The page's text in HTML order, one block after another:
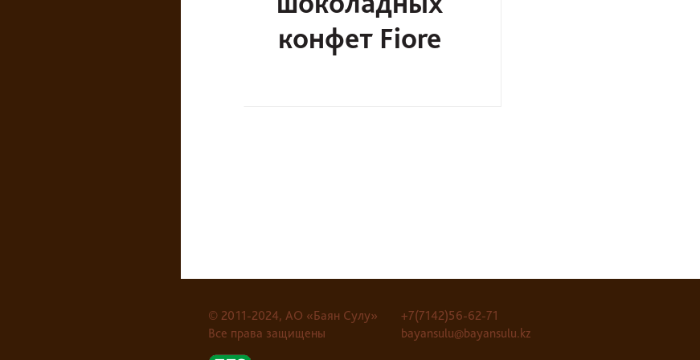
конфет Fiore
© 2011-2024, АО «Баян Сулу»
Все права защищены
+7(7142)56-62-71
bayansulu@bayansulu.kz